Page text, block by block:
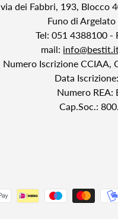
via dei Fabbri, 193, Blocco
Funo di
Tel: 051 4388100 -
mail:
Numero Iscrizione CCIAA,
Data
Numero REA:
Cap.Soc.: